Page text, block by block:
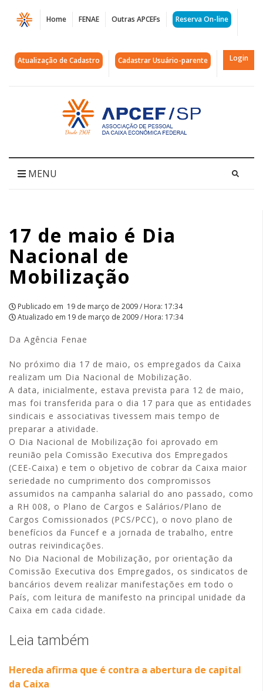
Página
17
de
de
APCEF/SP
Home FENAE Outras APCEFs Reserva On-line
Atualização de Cadastro Cadastrar Usuário-parente Login
Acessar
página
inicial
MENU
17 de maio é Dia
Nacional de
Mobilização
Publicado em 19 de março de 2009 / Hora: 17:34
Atualizado em 19 de março de 2009 / Hora: 17:34
Da Agência Fenae
No próximo dia 17 de maio, os empregados da Caixa
realizam um Dia Nacional de Mobilização.
A data, inicialmente, estava prevista para 12 de maio,
mas foi transferida para o dia 17 para que as entidades
sindicais e associativas tivessem mais tempo de
preparar a atividade.
O Dia Nacional de Mobilização foi aprovado em
reunião pela Comissão Executiva dos Empregados
(CEE-Caixa) e tem o objetivo de cobrar da Caixa maior
seriedade no cumprimento dos compromissos
assumidos na campanha salarial do ano passado, como
a RH 008, o Plano de Cargos e Salários/Plano de
Cargos Comissionados (PCS/PCC), o novo plano de
benefícios da Funcef e a jornada de trabalho, entre
outras reivindicações.
No Dia Nacional de Mobilização, por orientação da
Comissão Executiva dos Empregados, os sindicatos de
bancários devem realizar manifestações em todo o
País, com leitura de manifesto na principal unidade da
Caixa em cada cidade.
Leia também
Hereda afirma que é contra a abertura de capital
da Caixa